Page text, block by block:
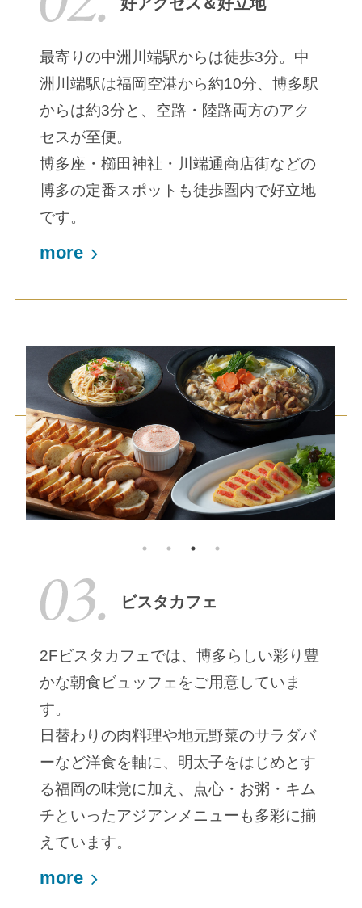
最寄りの中洲川端駅からは徒歩3分。中
洲川端駅は福岡空港から約10分、博多駅
からは約3分と、空路・陸路両方のアク
セスが至便。
博多座・櫛田神社・川端通商店街などの
博多の定番スポットも徒歩圏内で好立地
です。
more
ビスタカフェ
2Fビスタカフェでは、博多らしい彩り豊
かな朝食ビュッフェをご用意していま
す。
日替わりの肉料理や地元野菜のサラダバ
ーなど洋食を軸に、明太子をはじめとす
る福岡の味覚に加え、点心・お粥・キム
チといったアジアンメニューも多彩に揃
えています。
more